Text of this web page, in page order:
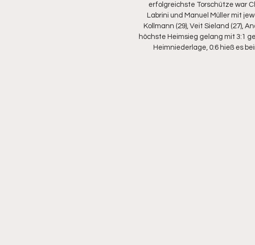
erfolgreichste Torschütze war
Labrini und Manuel Müller mit
Kollmann (29), Veit Sieland (27),
höchste Heimsieg gelang mit 3:1
Heimniederlage, 0:6 hieß es